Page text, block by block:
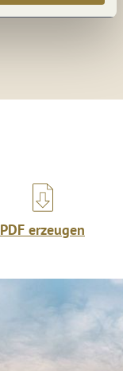
PDF erzeugen